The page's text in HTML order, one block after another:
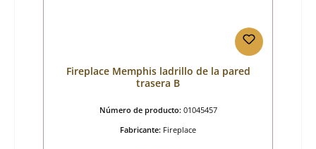
Fireplace Memphis ladrillo de la pared
trasera B
Número de producto: 01045457
Fabricante: Fireplace